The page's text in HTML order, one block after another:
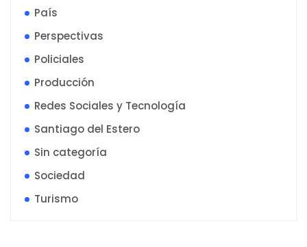
País
Perspectivas
Policiales
Producción
Redes Sociales y Tecnología
Santiago del Estero
Sin categoría
Sociedad
Turismo